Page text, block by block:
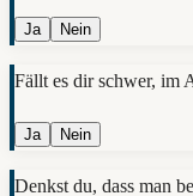
Ja Nein
Fällt es dir schwer, im
Ja Nein
Denkst du, dass man